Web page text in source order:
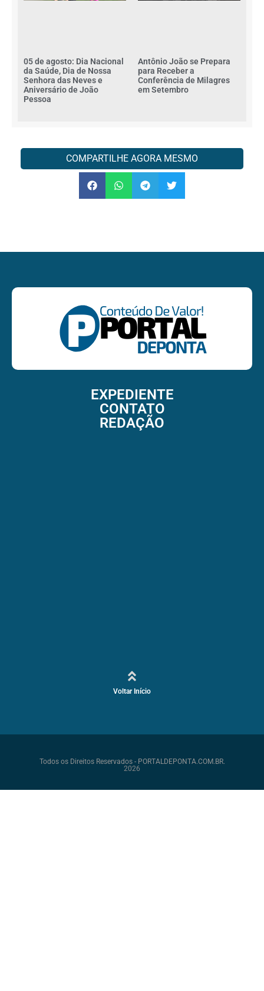
05 de agosto: Dia Nacional
da Saúde, Dia de Nossa
Senhora das Neves e
Aniversário de João
Pessoa
Antônio João se Prepara
para Receber a
Conferência de Milagres
em Setembro
COMPARTILHE AGORA MESMO
EXPEDIENTE
CONTATO
REDAÇÃO
Voltar Início
Todos os Direitos Reservados - PORTALDEPONTA.COM.BR.
2026